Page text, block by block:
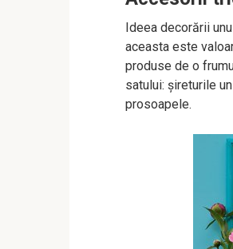
Ideea decorării
aceasta este
produse de o
satului: șireturile
prosoapele.